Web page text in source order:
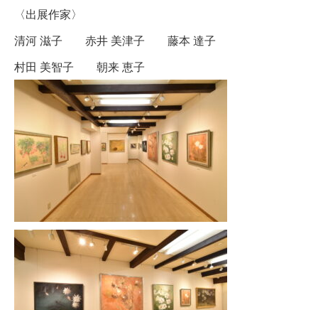
〈出展作家〉
清河 滋子 赤井 美津子 藤本 達子
村田 美智子 朝来 恵子